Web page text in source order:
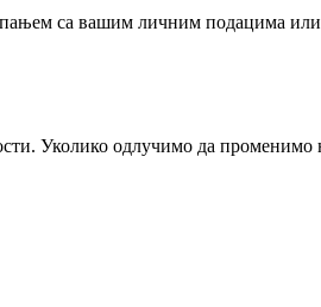
са вашим личним подацима
Уколико одлучимо да